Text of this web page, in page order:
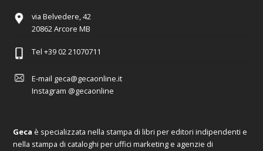
via Belvedere, 42
20862 Arcore MB
Tel +39 02 21070711
E-mail geca@gecaonline.it
Instagram @gecaonline
Geca è specializzata nella stampa di libri per editori indipendenti e
nella stampa di cataloghi per uffici marketing e agenzie di